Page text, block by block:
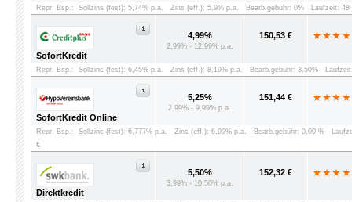
Repr. Bsp.: Sollzins (fest): 5,74% p.a. Zins (eff.): 5,9% p.a. Bearb.gebühr: 0% Laufzeit: 48
SofortKredit
4,99%
2,99% - 12,99% p.a.
150,53 €
Repr. Bsp.: Sollzins (fest): 6,45% p.a. Zins (eff.): 8,19% p.a. Bearb.gebühr: 3,50%
SofortKredit Online
5,25%
2,99% - 9,99% p.a.
151,44 €
Repr. Bsp.: Sollzins (fest): 6,777% p.a. Zins (eff.): 6,99% p.a. Bearb.gebühr: 0,00 %
€
Direktkredit
5,50%
3,99% - 10,50% p.a.
152,32 €